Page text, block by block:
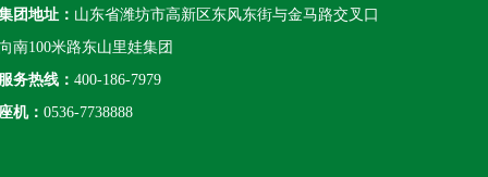
团地址： 山东省潍坊市高新区东风东街与金马路交叉口
南100米路东山里娃集团
务热线： 400-186-7979
机： 0536-7738888